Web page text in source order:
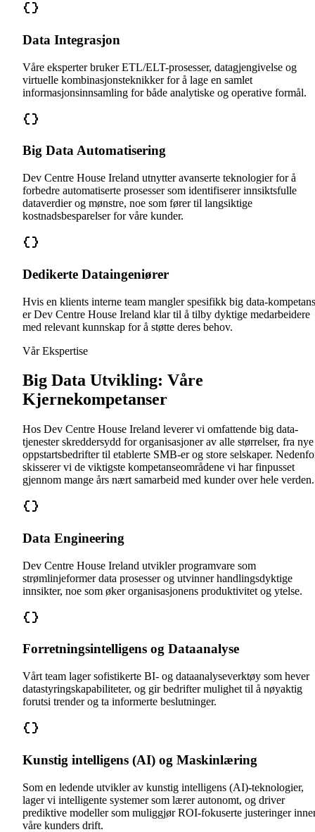
Data Integrasjon
Våre eksperter bruker ETL/ELT-prosesser, datagjengivelse og
virtuelle kombinasjonsteknikker for å lage en samlet
informasjonsinnsamling for både analytiske og operative formål.
Big Data Automatisering
Dev Centre House Ireland utnytter avanserte teknologier for å
forbedre automatiserte prosesser som identifiserer innsiktsfulle
dataverdier og mønstre, noe som fører til langsiktige
kostnadsbesparelser for våre kunder.
Dedikerte Dataingeniører
Hvis en klients interne team mangler spesifikk big data-
er Dev Centre House Ireland klar til å tilby dyktige medarbeidere
med relevant kunnskap for å støtte deres behov.
Vår Ekspertise
Big Data Utvikling: Våre
Kjernekompetanser
Hos Dev Centre House Ireland leverer vi omfattende big data-
tjenester skreddersydd for organisasjoner av alle størrelser, fra nye
oppstartsbedrifter til etablerte SMB-er og store selskaper.
skisserer vi de viktigste kompetanseområdene vi har finpusset
gjennom mange års nært samarbeid med kunder over hele verden.
Data Engineering
Dev Centre House Ireland utvikler programvare som
strømlinjeformer data prosesser og utvinner handlingsdyktige
innsikter, noe som øker organisasjonens produktivitet og ytelse.
Forretningsintelligens og Dataanalyse
Vårt team lager sofistikerte BI- og dataanalyseverktøy som hever
datastyringskapabiliteter, og gir bedrifter mulighet til å nøyaktig
forutsi trender og ta informerte beslutninger.
Kunstig intelligens (AI) og Maskinlæring
Som en ledende utvikler av kunstig intelligens (AI)-teknologier,
lager vi intelligente systemer som lærer autonomt, og driver
prediktive modeller som muliggjør ROI-fokuserte justeringer
våre kunders drift.